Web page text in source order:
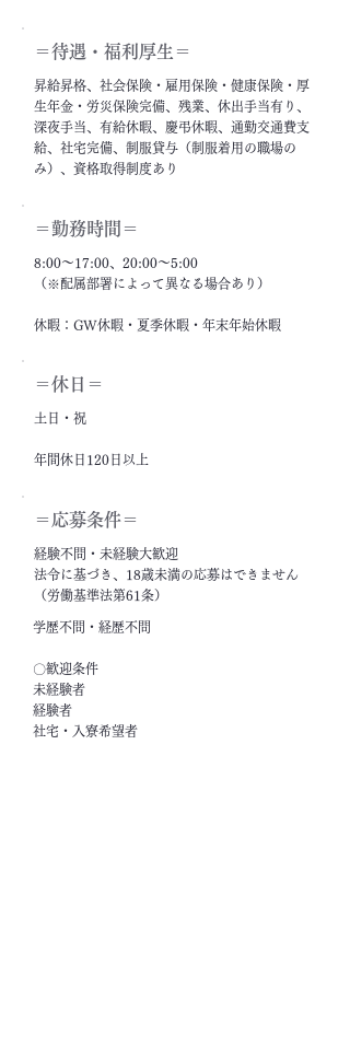
＝​待遇・福利厚生＝
昇給昇格、社会保険・雇用保険・健康保険・厚
生年金・労災保険完備、残業、休出手当有り、
深夜手当、有給休暇、慶弔休暇、通勤交通費支
給、社宅完備、制服貸与（制服着用の職場の
み）、資格取得制度あり
＝勤務時間＝
8:00～17:00、20:00～5:00
（※配属部署によって異なる場合あり）
休暇：GW休暇・夏季休暇・年末年始休暇
＝休日＝
土日・祝
年間休日120日以上
＝応募条件＝
経験不問・未経験大歓迎
法令に基づき、18歳未満の応募はできません
（労働基準法第61条）
学歴不問・経歴不問
〇歓迎条件
未経験者
経験者
社宅・入寮希望者